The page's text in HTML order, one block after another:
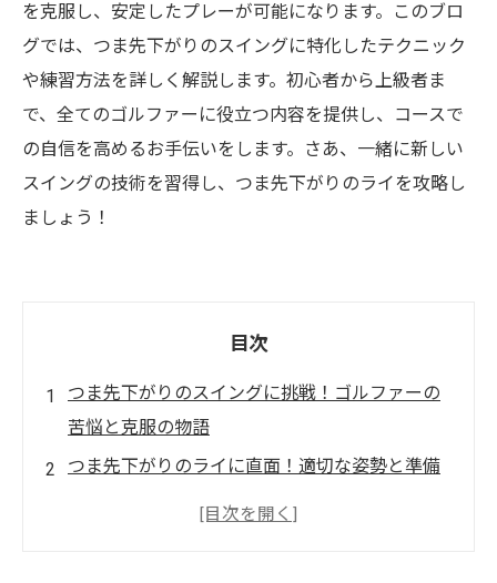
を克服し、安定したプレーが可能になります。このブロ
グでは、つま先下がりのスイングに特化したテクニック
や練習方法を詳しく解説します。初心者から上級者ま
で、全てのゴルファーに役立つ内容を提供し、コースで
の自信を高めるお手伝いをします。さあ、一緒に新しい
スイングの技術を習得し、つま先下がりのライを攻略し
ましょう！
目次
つま先下がりのスイングに挑戦！ゴルファーの
苦悩と克服の物語
つま先下がりのライに直面！適切な姿勢と準備